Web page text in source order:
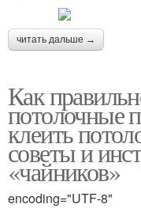
читать дальше →
Как
потолочные
клеить
советы и
«чайников»
encoding="UTF-8"